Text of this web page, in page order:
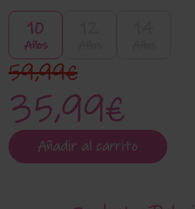
10
Años
35,99€
59,99€
Añadir al carrito